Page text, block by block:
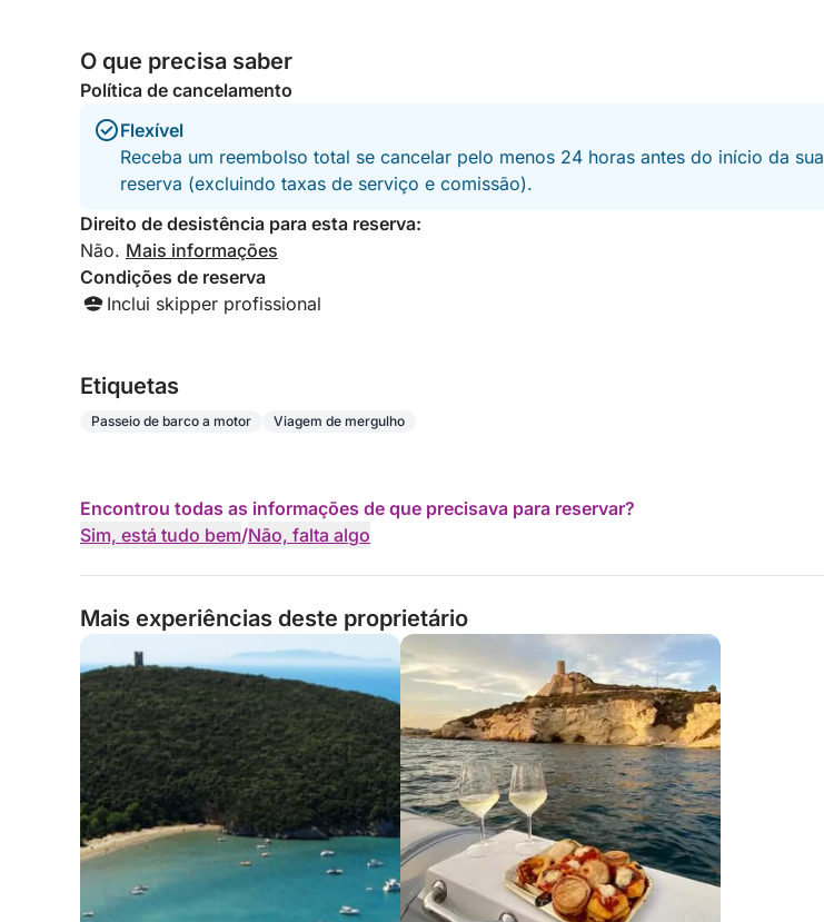
O que precisa saber
Política de cancelamento
Flexível
Receba um reembolso total se cancelar pelo menos 24 horas antes do início da sua
reserva (excluindo taxas de serviço e comissão).
Direito de desistência para esta reserva:
Não. Mais informações
Condições de reserva
Inclui skipper profissional
Etiquetas
Passeio de barco a motor Viagem de mergulho
Encontrou todas as informações de que precisava para reservar?
Sim, está tudo bem/Não, falta algo
Mais experiências deste proprietário